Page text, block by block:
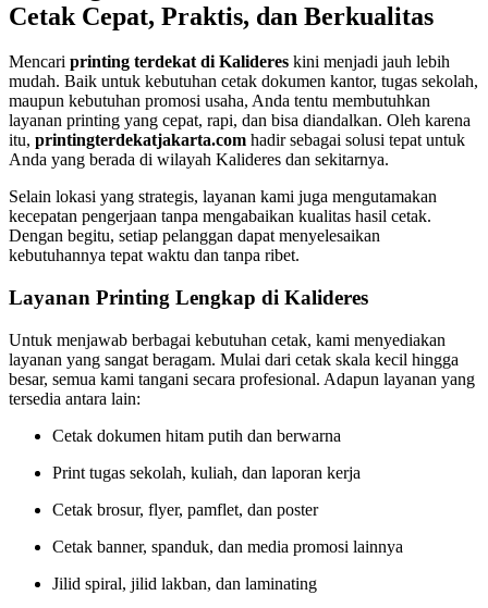
Cetak Cepat, Praktis, dan Berkualitas
Mencari printing terdekat di Kalideres kini menjadi jauh lebih
mudah. Baik untuk kebutuhan cetak dokumen kantor, tugas sekolah,
maupun kebutuhan promosi usaha, Anda tentu membutuhkan
layanan printing yang cepat, rapi, dan bisa diandalkan. Oleh karena
itu, printingterdekatjakarta.com hadir sebagai solusi tepat untuk
Anda yang berada di wilayah Kalideres dan sekitarnya.
Selain lokasi yang strategis, layanan kami juga mengutamakan
kecepatan pengerjaan tanpa mengabaikan kualitas hasil cetak.
Dengan begitu, setiap pelanggan dapat menyelesaikan
kebutuhannya tepat waktu dan tanpa ribet.
Layanan Printing Lengkap di Kalideres
Untuk menjawab berbagai kebutuhan cetak, kami menyediakan
layanan yang sangat beragam. Mulai dari cetak skala kecil hingga
besar, semua kami tangani secara profesional. Adapun layanan yang
tersedia antara lain:
Cetak dokumen hitam putih dan berwarna
Print tugas sekolah, kuliah, dan laporan kerja
Cetak brosur, flyer, pamflet, dan poster
Cetak banner, spanduk, dan media promosi lainnya
Jilid spiral, jilid lakban, dan laminating